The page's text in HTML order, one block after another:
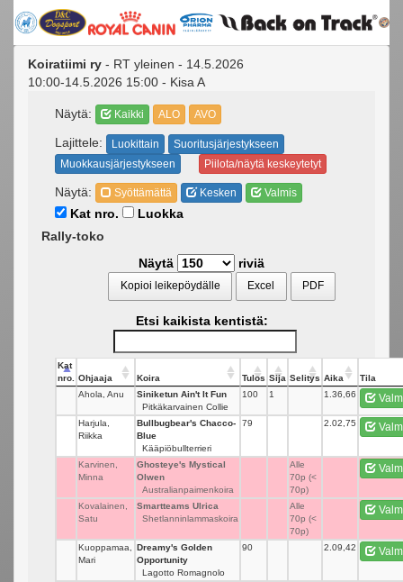
Koiratiimi ry - RT yleinen - 14.5.2026
10:00-14.5.2026 15:00 - Kisa A
Näytä: Kaikki ALO AVO
Lajittele: Luokittain
Suoritusjärjestykseen
Muokkausjärjestykseen
Piilota/näytä keskeytetyt
Näytä: Syöttämättä Kesken Valmis
Kat nro.
Luokka
Rally-toko
Näytä
riviä
Kopioi leikepöydälle Excel PDF
Etsi kaikista kentistä:
Kat
nro.
Ohjaaja Koira Tulos Sija Selitys Aika
Tila
Ahola, Anu
Siniketun Ain't It Fun
Pitkäkarvainen Collie
100 1 1.36,66
Harjula,
Riikka
Bullbugbear's Chacco-
Blue
Kääpiöbullterrieri
79 2.02,75
Karvinen,
Minna
Ghosteye's Mystical
Olwen
Australianpaimenkoira
Alle
70p (<
70p)
Kovalainen,
Satu
Smartteams Ulrica
Shetlanninlammaskoira
Alle
70p (<
70p)
Kuoppamaa,
Mari
Dreamy's Golden
Opportunity
Lagotto Romagnolo
90 2.09,42